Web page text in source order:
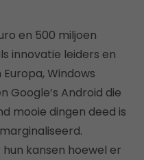
en 500 miljoen
innovatie leiders en
Windows
Google’s Android die
mooie dingen deed is
kansen hoewel er